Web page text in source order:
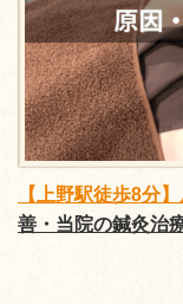
【上野駅徒歩8分
善・当院の鍼灸治